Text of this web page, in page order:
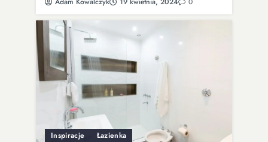
Inspiracje Łazienka